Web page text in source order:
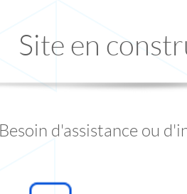
Site en
Besoin d'assistance ou